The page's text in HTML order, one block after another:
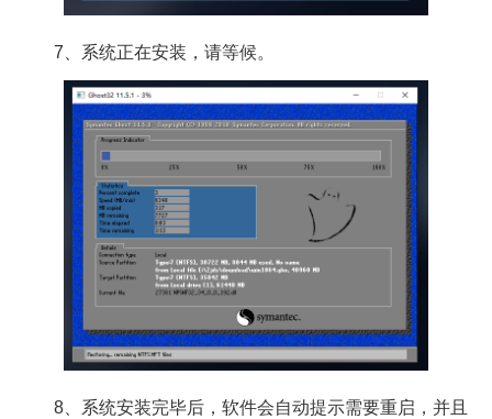
7、系统正在安装，请等候。
8、系统安装完毕后，软件会自动提示需要重启，并且